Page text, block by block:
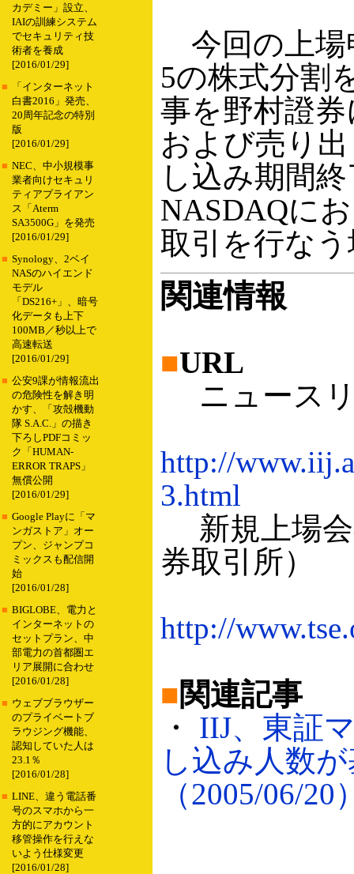
カデミー」設立、
IAIの訓練システム
でセキュリティ技
術者を養成
[2016/01/29]
■
「インターネット
白書2016」発売、
20周年記念の特別
版
[2016/01/29]
■ NEC、中小規模事
業者向けセキュリ
ティアプライアン
ス「Aterm
SA3500G」を発売
[2016/01/29]
■ Synology、2ベイ
NASのハイエンド
モデル
「DS216+」、暗号
化データも上下
100MB／秒以上で
高速転送
[2016/01/29]
■ 公安9課が情報流出
の危険性を解き明
かす、「攻殻機動
隊 S.A.C.」の描き
下ろしPDFコミッ
ク「HUMAN-
ERROR TRAPS」
無償公開
[2016/01/29]
■ Google Playに「マ
ンガストア」オー
プン、ジャンプコ
ミックスも配信開
始
[2016/01/28]
■ BIGLOBE、電力と
インターネットの
セットプラン、中
部電力の首都圏エ
リア展開に合わせ
[2016/01/28]
■ ウェブブラウザー
のプライベートブ
ラウジング機能、
認知していた人は
23.1％
[2016/01/28]
■ LINE、違う電話番
号のスマホから一
方的にアカウント
移管操作を行えな
いよう仕様変更
[2016/01/28]
今回の上場
5の株式分割
事を野村證
および売り
し込み期間
NASDAQに
取引を行な
関連情報
■URL
ニュースリ
http://
3.html
新規上場会
券取引所）
http://
■関連記事
・ IIJ、東証
し込み人数
（2005/06/20